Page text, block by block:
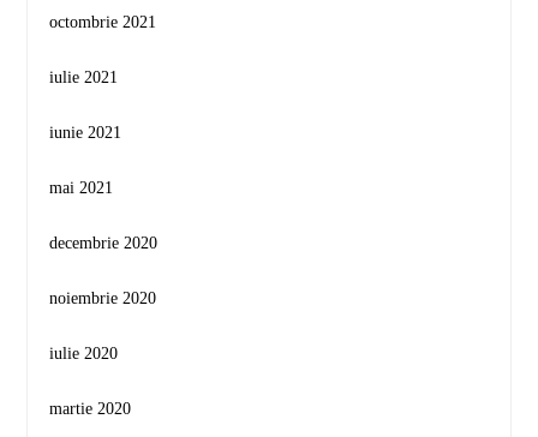
octombrie 2021
iulie 2021
iunie 2021
mai 2021
decembrie 2020
noiembrie 2020
iulie 2020
martie 2020